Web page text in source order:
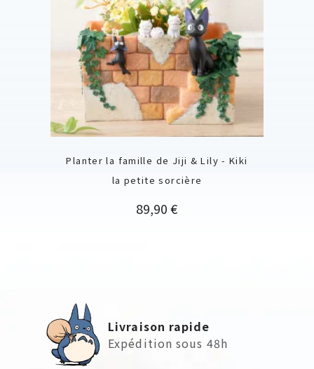
Planter la famille de Jiji & Lily - Kiki
la petite sorcière
Prix
89,90 €
Livraison rapide
Expédition sous 48h